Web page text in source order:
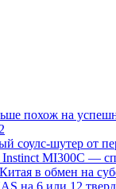
похож на
соулс-шутер от
Instinct MI300C —
в обмен на
на 6 или 12